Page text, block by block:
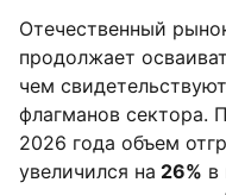
Отечественный
продолжает
чем
флагманов сектора.
2026 года объем
увеличился на 26% в